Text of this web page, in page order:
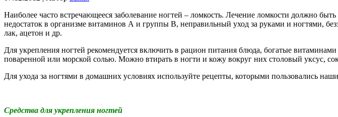
Наиболее часто встречающееся заболевание ногтей – ломкость. Лечение ломкости должно
недостаток в организме витаминов А и группы В, неправильный уход за руками и ногтями,
лак, ацетон и др.
Для укрепления ногтей рекомендуется включить в рацион питания блюда, богатые
поваренной или морской солью. Можно втирать в ногти и кожу вокруг них столовый уксус,
Для ухода за ногтями в домашних условиях используйте рецепты, которыми пользовались
Средства для укрепления ногтей